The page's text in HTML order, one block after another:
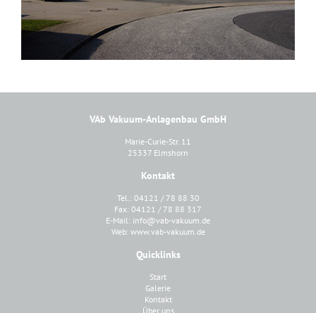
VAb Vakuum-Anlagenbau GmbH
Marie-Curie-Str. 11
25337 Elmshorn
Kontakt
Tel.: 04121 / 78 88 30
Fax: 04121 / 78 88 317
E-Mail: info@vab-vakuum.de
Web: www.vab-vakuum.de
Quicklinks
Start
Galerie
Kontakt
Über uns